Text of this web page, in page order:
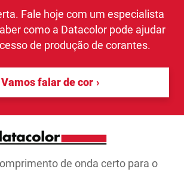
Fale hoje com um especialista
como a Datacolor pode ajudar
de produção de corantes.
Vamos falar de cor
de onda certo para o